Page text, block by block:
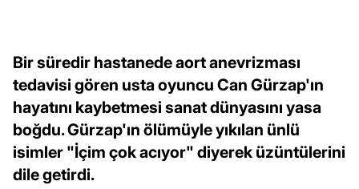
Bir süredir hastanede aort anevrizması
tedavisi gören usta oyuncu Can Gürzap'ın
hayatını kaybetmesi sanat dünyasını yasa
boğdu. Gürzap'ın ölümüyle yıkılan ünlü
isimler "İçim çok acıyor" diyerek üzüntülerini
dile getirdi.